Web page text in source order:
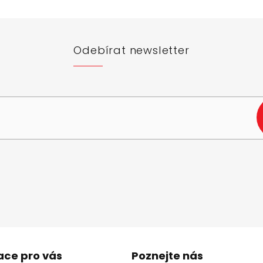
Odebírat newsletter
pro vás Poznejte nás